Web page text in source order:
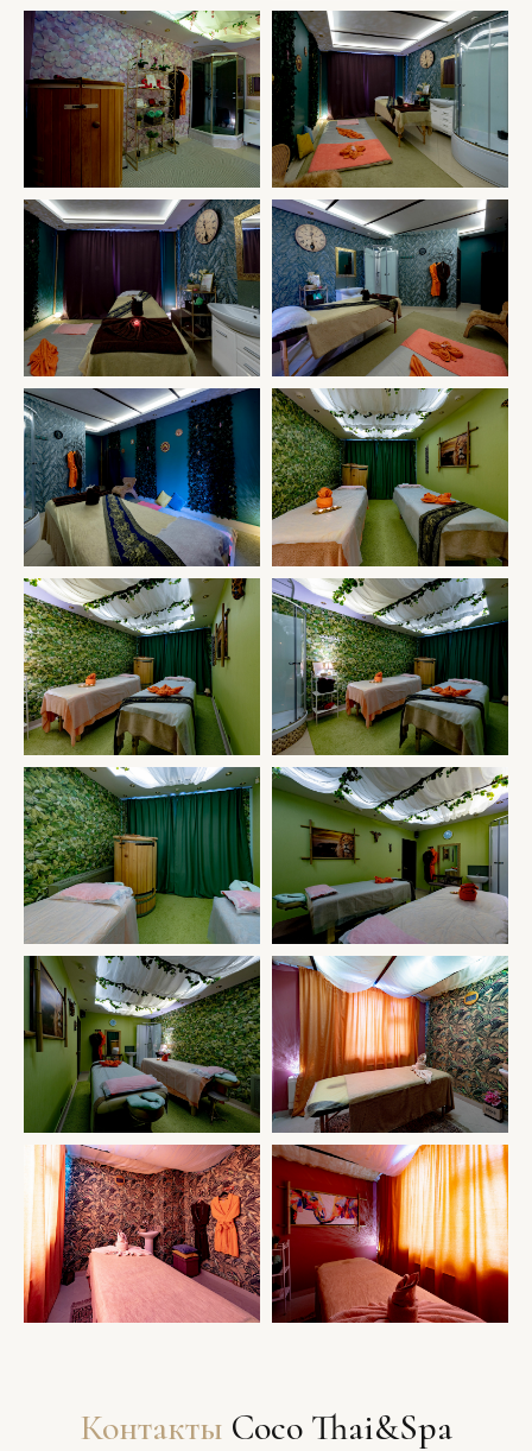
Контакты Coco Thai&Spa
СКОРО ОТКРЫТИЕ САЛОНА Г. МЫТИЩИ, УЛ.
РАЗВЕДЧИКА АБЕЛЯ Д 1